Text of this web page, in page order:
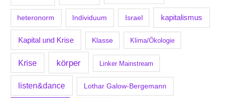
heteronorm Individuum Israel kapitalismus
Kapital und Krise Klasse Klima/Ökologie
Krise körper Linker Mainstream
listen&dance Lothar Galow-Bergemann